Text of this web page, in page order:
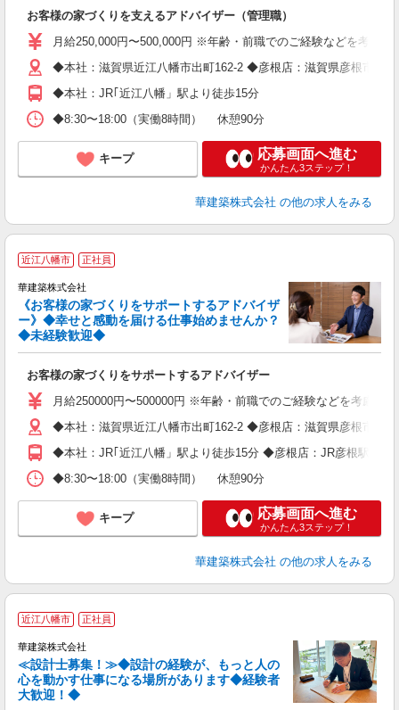
お客様の家づくりを支えるアドバイザー（管理職）
月給250,000円〜500,000円 ※年齢・前職でのご経験などを考慮
◆本社：滋賀県近江八幡市出町162-2 ◆彦根店：滋賀県彦根市平田
◆本社：JR｢近江八幡」駅より徒歩15分
◆8:30〜18:00（実働8時間） 休憩90分
キープ 応募画面へ進む
かんたん3ステップ！
華建築株式会社 の他の求人をみる
近江八幡市 正社員
華建築株式会社
《お客様の家づくりをサポートするアドバイザ
ー》◆幸せと感動を届ける仕事始めませんか？
◆未経験歓迎◆
お客様の家づくりをサポートするアドバイザー
月給250000円〜500000円 ※年齢・前職でのご経験などを考慮・
◆本社：滋賀県近江八幡市出町162-2 ◆彦根店：滋賀県彦根市平田
◆本社：JR｢近江八幡」駅より徒歩15分 ◆彦根店：JR彦根駅より
◆8:30〜18:00（実働8時間） 休憩90分
キープ 応募画面へ進む
かんたん3ステップ！
華建築株式会社 の他の求人をみる
近江八幡市 正社員
華建築株式会社
≪設計士募集！≫◆設計の経験が、もっと人の
心を動かす仕事になる場所があります◆経験者
大歓迎！◆